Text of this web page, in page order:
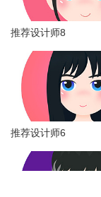
推荐设计师8
推荐设计师6